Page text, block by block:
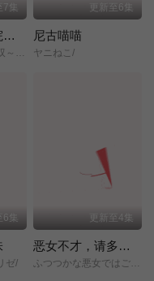
集
落第贤者的学院无双～第二次转生的S级开外挂魔术师冒险录～
落第賢者の学院無双～二度目の転生、Sランクチート魔術師冒険録～/
更新至6集
尼古喵喵
ヤニねこ/
集
ゼ/
更新至4集
恶女不才，请多关照 ～雏宫蝶鼠换身传～
ふつつかな悪女ではございますが/～雛宮蝶鼠とりかえ伝～/